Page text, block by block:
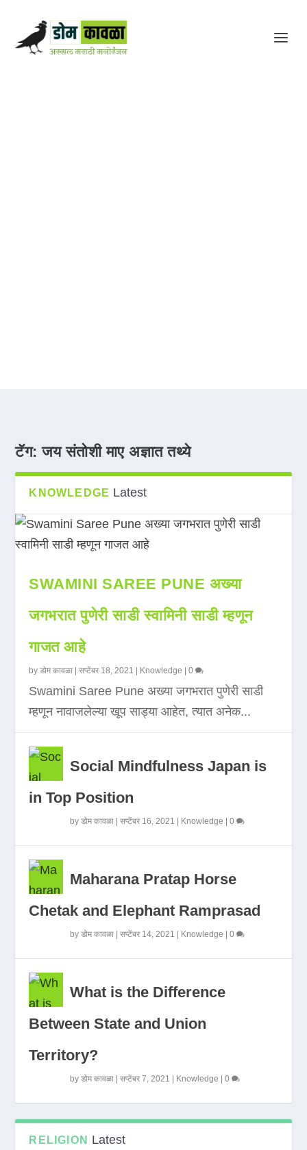
टॅग:जय संतोशी माए अज्ञात तथ्ये
KNOWLEDGE Latest
SWAMINI SAREE PUNE अख्या
जगभरात पुणेरी साडी स्वामिनी साडी म्हणून
गाजत आहे
byडोम कावळा |सप्टेंबर 18, 2021 Knowledge |0
Swamini Saree Pune अख्या जगभरात पुणेरी साडी
म्हणून नावाजलेल्या खूप साड्या आहेत, त्यात अनेक...
Social Mindfulness Japan is
in Top Position
byडोम कावळा |सप्टेंबर 16, 2021 Knowledge |0
Maharana Pratap Horse
Chetak and Elephant Ramprasad
byडोम कावळा |सप्टेंबर 14, 2021 Knowledge |0
What is the Difference
Between State and Union
Territory?
byडोम कावळा |सप्टेंबर 7, 2021 Knowledge |0
RELIGION Latest